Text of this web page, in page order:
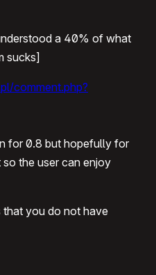
a 40% of what
sucks]
comment.php?
for 0.8 but hopefully for
the user can enjoy
you do not have